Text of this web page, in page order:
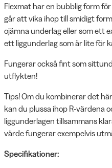
Flexmat har en bubblig form
går att vika ihop till smidigt
ojämna underlag eller som ett
ett liggunderlag som är lite för
Fungerar också fint som
utflykten!
Tips! Om du kombinerar det
kan du plussa ihop R-värdena
liggunderlagen tillsammans
värde fungerar exempelvis
Specifikationer: